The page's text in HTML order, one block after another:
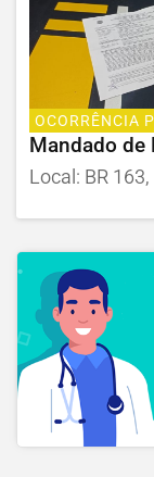
OCORRÊNCIA
Mandado de
Local: BR